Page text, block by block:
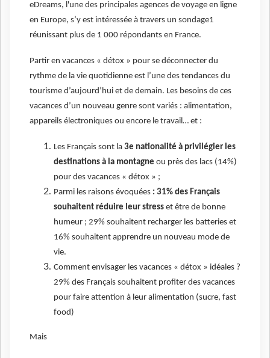
eDreams, l'une des principales agences de voyage en ligne
en Europe, s’y est intéressée à travers un sondage1
réunissant plus de 1 000 répondants en France.
Partir en vacances « détox » pour se déconnecter du
rythme de la vie quotidienne est l’une des tendances du
tourisme d’aujourd’hui et de demain. Les besoins de ces
vacances d’un nouveau genre sont variés : alimentation,
appareils électroniques ou encore le travail… et :
Les Français sont la 3e nationalité à privilégier les
destinations à la montagne ou près des lacs (14%)
pour des vacances « détox » ;
Parmi les raisons évoquées : 31% des Français
souhaitent réduire leur stress et être de bonne
humeur ; 29% souhaitent recharger les batteries et
16% souhaitent apprendre un nouveau mode de
vie.
Comment envisager les vacances « détox » idéales ?
29% des Français souhaitent profiter des vacances
pour faire attention à leur alimentation (sucre, fast
food)
Mais